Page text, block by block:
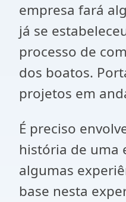
empresa fará
já se
processo de
dos boatos.
projetos em
É preciso
história de uma
algumas
base nesta